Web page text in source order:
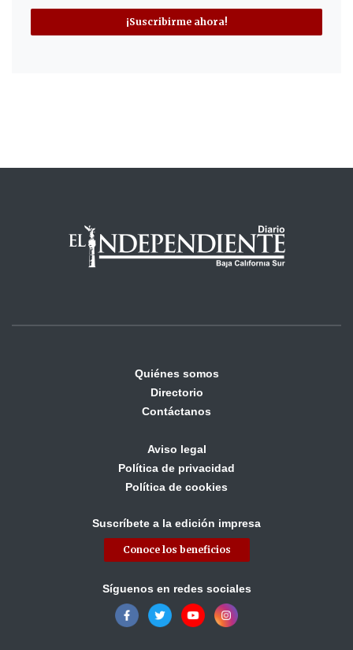
¡Suscribirme ahora!
Quiénes somos
Directorio
Contáctanos
Aviso legal
Política de privacidad
Política de cookies
Suscríbete a la edición impresa
Conoce los beneficios
Síguenos en redes sociales